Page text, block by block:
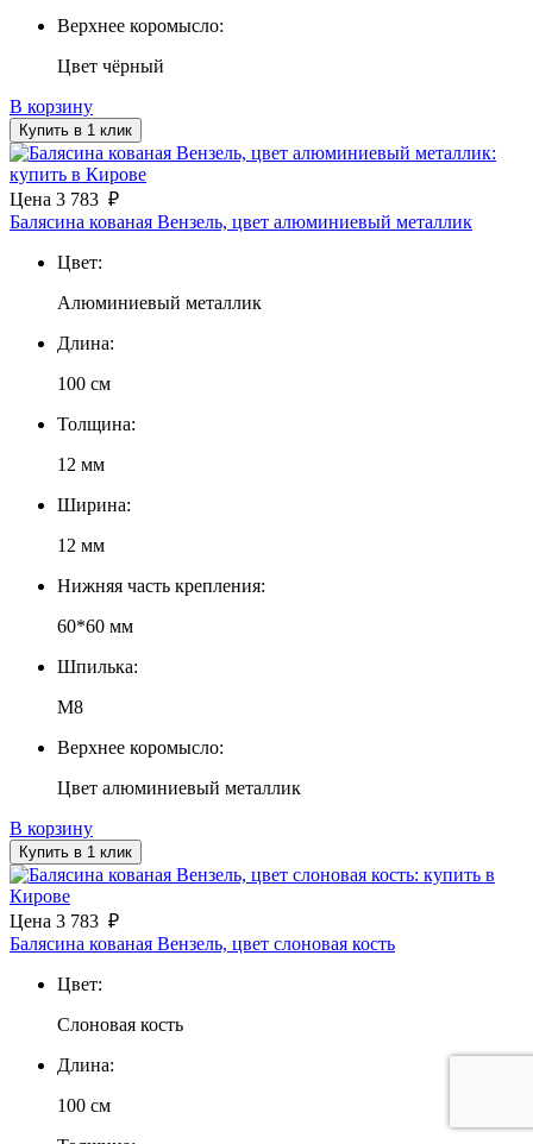
Верхнее коромысло:
Цвет чёрный
В корзину
Купить в 1 клик
Цена 3 783 ₽
Балясина кованая Вензель, цвет алюминиевый металлик
Цвет:
Алюминиевый металлик
Длина:
100 см
Толщина:
12 мм
Ширина:
12 мм
Нижняя часть крепления:
60*60 мм
Шпилька:
М8
Верхнее коромысло:
Цвет алюминиевый металлик
В корзину
Купить в 1 клик
Цена 3 783 ₽
Балясина кованая Вензель, цвет слоновая кость
Цвет:
Слоновая кость
Длина:
100 см